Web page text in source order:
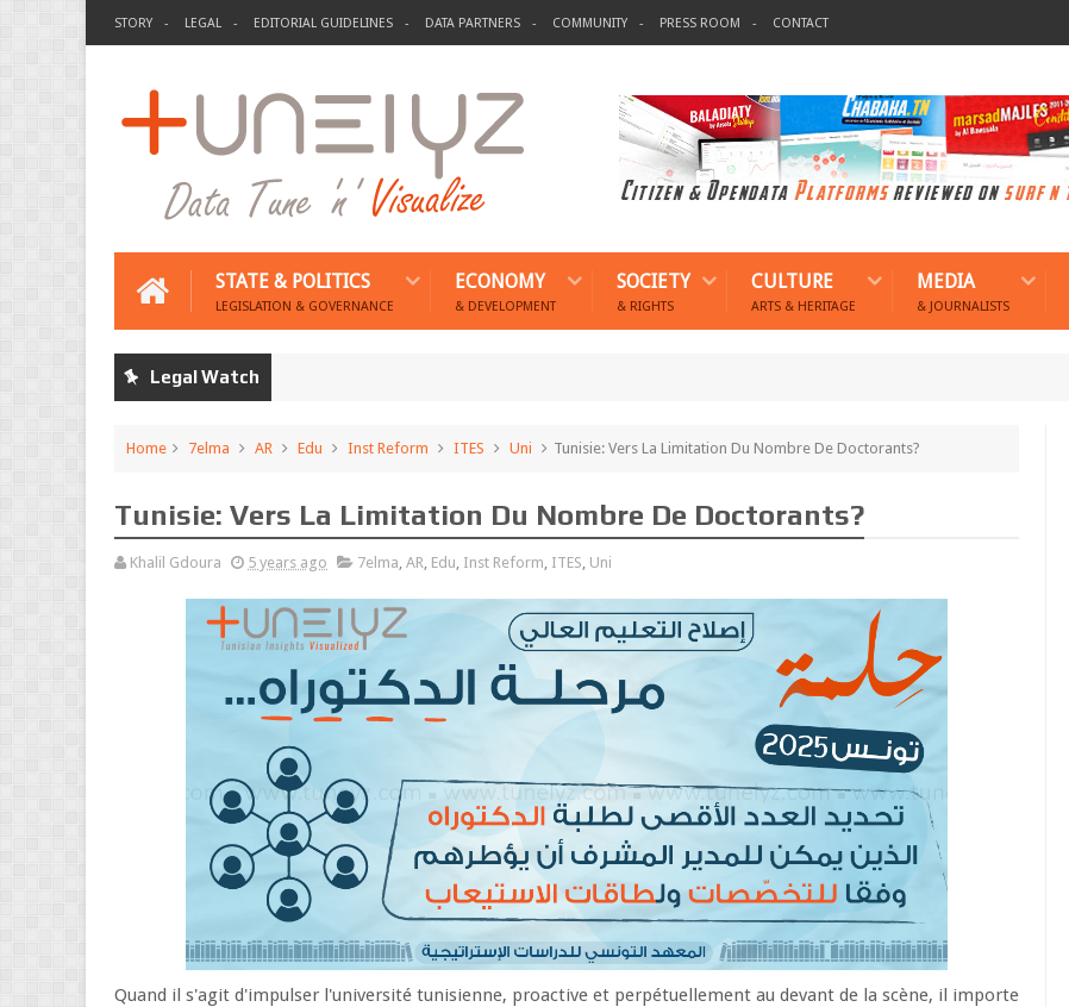
STORY LEGAL EDITORIAL GUIDELINES DATA PARTNERS COMMUNITY PRESS ROOM CONTACT
STATE & POLITICS
LEGISLATION & GOVERNANCE
ECONOMY
& DEVELOPMENT
SOCIETY
& RIGHTS
CULTURE
ARTS & HERITAGE
MEDIA
& JOURNALISTS
Legal Watch
Home 7elma AR Edu Inst Reform ITES Uni Tunisie: Vers La Limitation Du Nombre De Doctorants?
Tunisie: Vers La Limitation Du Nombre De Doctorants?
Khalil Gdoura 5 years ago 7elma, AR, Edu, Inst Reform, ITES, Uni
Quand il s'agit d'impulser l'université tunisienne, proactive et perpétuellement au devant de la scène, il importe